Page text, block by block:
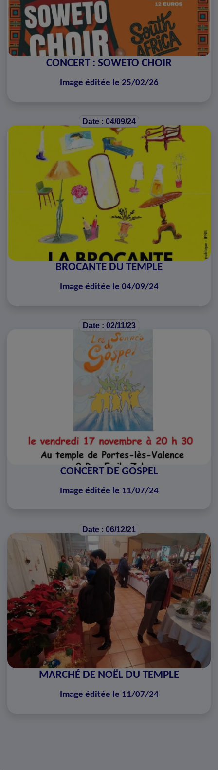
CONCERT : SOWETO CHOIR
Image éditée le 25/02/26
Date : 04/09/24
BROCANTE DU TEMPLE
Image éditée le 04/09/24
Date : 02/11/23
CONCERT DE GOSPEL
Image éditée le 11/07/24
Date : 06/12/21
MARCHÉ DE NOËL DU TEMPLE
Image éditée le 11/07/24